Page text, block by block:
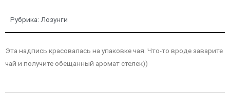
Рубрика: Лозунги
Эта надпись красовалась на упаковке чая. Что-то вроде заварите
чай и получите обещанный аромат стелек))